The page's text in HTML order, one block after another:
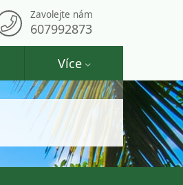
Zavolejte nám
607992873
Více